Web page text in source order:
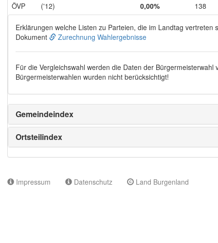
ÖVP
('12) 0,00% 138
Erklärungen welche Listen zu Parteien, die im Landtag vertreten
Dokument
Zurechnung Wahlergebnisse
Für die Vergleichswahl werden die Daten der Bürgermeisterwahl
Bürgermeisterwahlen wurden nicht berücksichtigt!
Gemeindeindex
Ortsteilindex
Impressum Datenschutz Land Burgenland